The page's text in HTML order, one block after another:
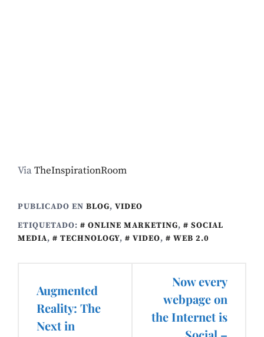
ViaTheInspirationRoom
PUBLICADO EN BLOG, VIDEO
ETIQUETADO:
ONLINE MARKETING,
SOCIAL
MEDIA, TECHNOLOGY, VIDEO, WEB 2.0
entradas
Augmented
Reality: The
Next in
Now every
webpage on
the Internet is